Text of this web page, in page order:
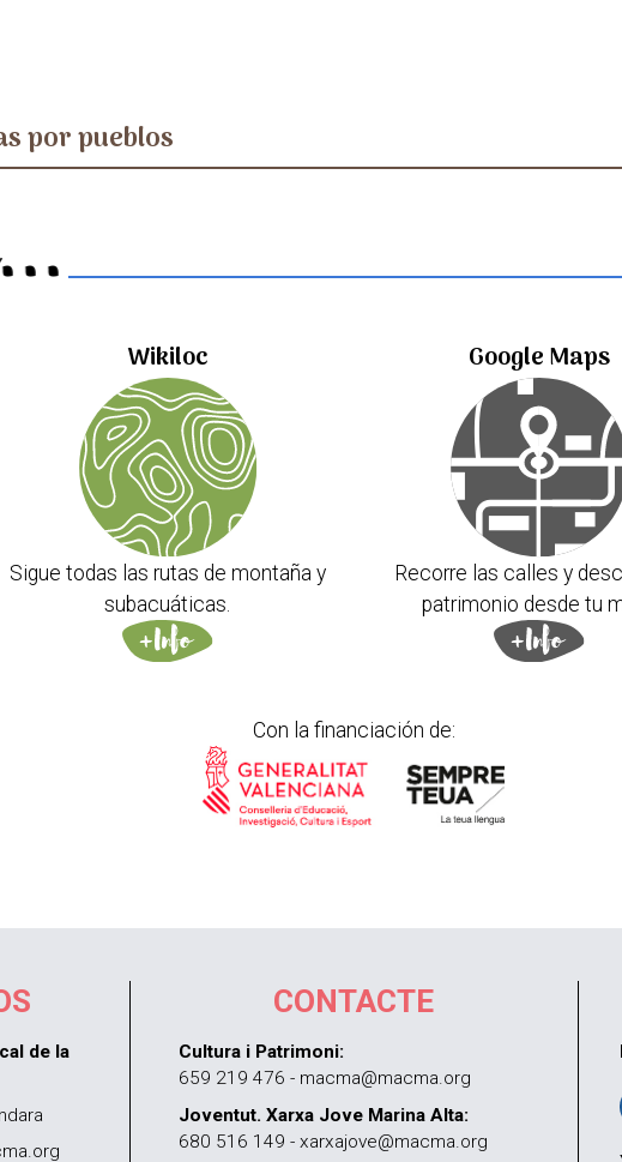
por pueblos
Wikiloc
Sigue todas las rutas de montaña y
subacuáticas.
Google Maps
Recorre las calles y
patrimonio desde tu
Con la financiación de:
de la
CONTACTE
Cultura i Patrimoni:
659 219 476 - macma@macma.org
Joventut. Xarxa Jove Marina Alta:
680 516 149 - xarxajove@macma.org